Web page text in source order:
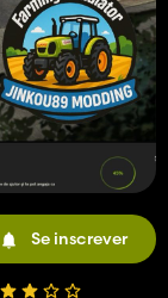
Se inscrever